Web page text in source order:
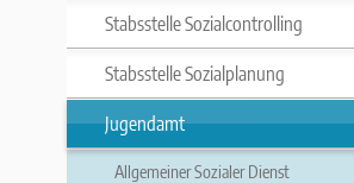
Stabsstelle Sozialcontrolling
Stabsstelle Sozialplanung
Jugendamt
Allgemeiner Sozialer Dienst